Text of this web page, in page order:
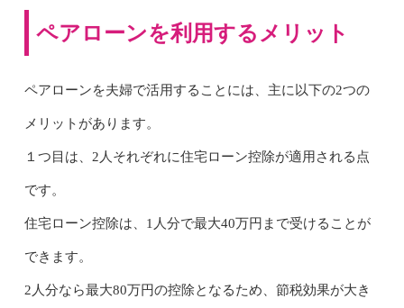
ペアローンを利用するメリット
ペアローンを夫婦で活用することには、主に以下の2つの
メリットがあります。
１つ目は、2人それぞれに住宅ローン控除が適用される点
です。
住宅ローン控除は、1人分で最大40万円まで受けることが
できます。
2人分なら最大80万円の控除となるため、節税効果が大き